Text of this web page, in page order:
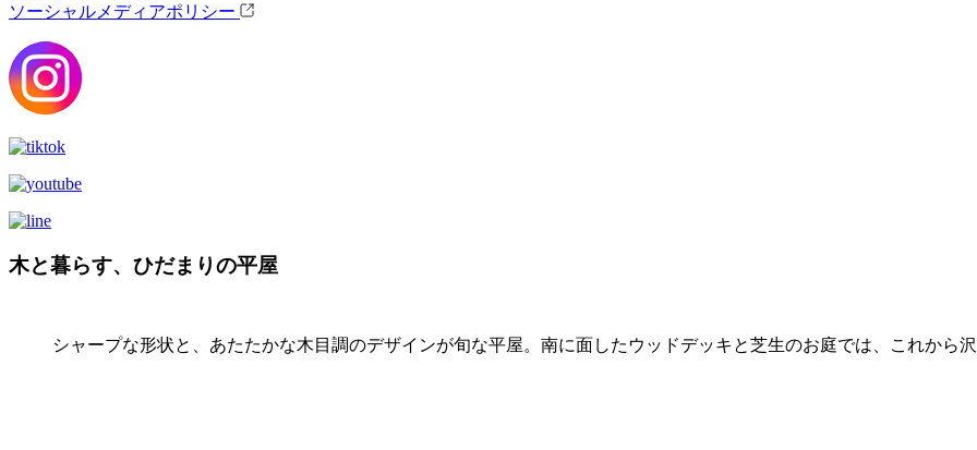
ソーシャルメディアポリシー
木と暮らす、ひだまりの平屋
靴棚にはシックで落ち着きのある色味の木材を選択。どんな日でも家族みんなをあたたかく迎え入れてくれま